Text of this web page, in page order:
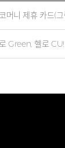
머니 제휴 카드(
Green, 헬로 CU!